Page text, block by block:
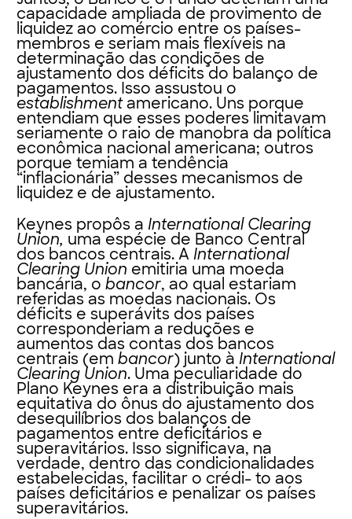
capacidade ampliada de provimento de
liquidez ao comércio entre os países-
membros e seriam mais flexíveis na
determinação das condições de
ajustamento dos déficits do balanço de
pagamentos. Isso assustou o
establishmentamericano. Uns porque
entendiam que esses poderes limitavam
seriamente o raio de manobra da política
econômica nacional americana; outros
porque temiam a tendência
“inflacionária” desses mecanismos de
liquidez e de ajustamento.
Keynes propôs a International Clearing
Union, uma espécie de Banco Central
dos bancos centrais. A International
Clearing Union emitiria uma moeda
bancária, obancor, ao qual estariam
referidas as moedas nacionais. Os
déficits e superávits dos países
corresponderiam a reduções e
aumentos das contas dos bancos
centrais (embancor) junto à International
Clearing Union. Uma peculiaridade do
Plano Keynes era a distribuição mais
equitativa do ônus do ajustamento dos
desequilíbrios dos balanços de
pagamentos entre deficitários e
superavitários. Isso significava, na
verdade, dentro das condicionalidades
estabelecidas, facilitar o crédi- to aos
países deficitários e penalizar os países
superavitários.